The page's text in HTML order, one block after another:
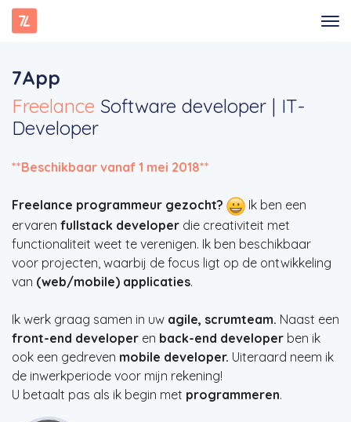
7App
Freelance Software developer | IT-
Developer
**Beschikbaar vanaf 1 mei 2018**
Freelance programmeur gezocht?
Ik ben een
ervaren fullstack developer die creativiteit met
functionaliteit weet te verenigen. Ik ben beschikbaar
voor projecten, waarbij de focus ligt op de ontwikkeling
van (web/mobile) applicaties.
Ik werk graag samen in uw agile, scrumteam. Naast een
front-end developer en back-end developer ben ik
ook een gedreven mobile developer. Uiteraard neem ik
de inwerkperiode voor mijn rekening!
U betaalt pas als ik begin met programmeren.